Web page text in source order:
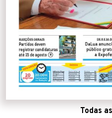
Todas